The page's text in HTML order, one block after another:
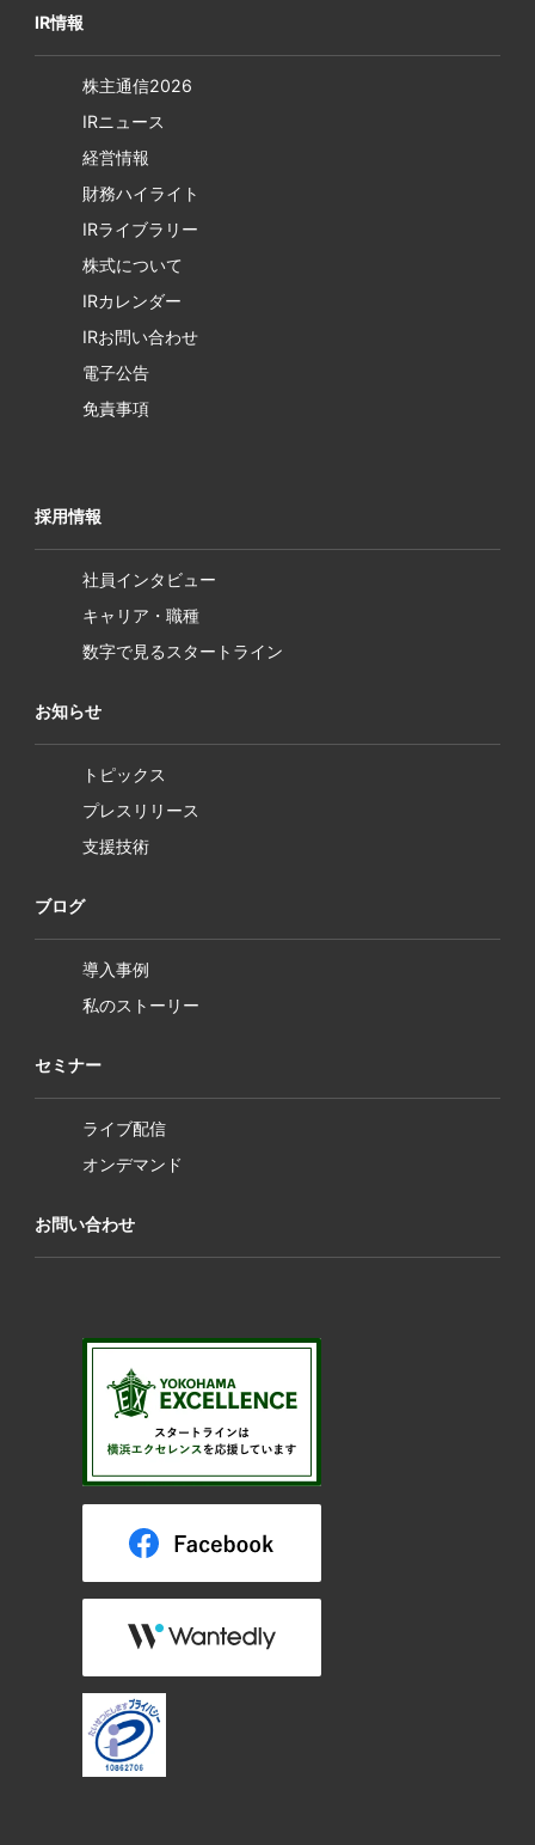
IR情報
株主通信2026
IRニュース
経営情報
財務ハイライト
IRライブラリー
株式について
IRカレンダー
IRお問い合わせ
電子公告
免責事項
採用情報
社員インタビュー
キャリア・職種
数字で見るスタートライン
お知らせ
トピックス
プレスリリース
支援技術
ブログ
導入事例
私のストーリー
セミナー
ライブ配信
オンデマンド
お問い合わせ